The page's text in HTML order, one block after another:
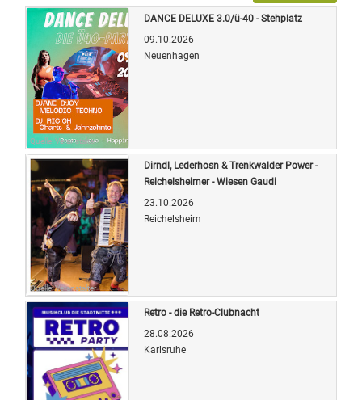
Quelle: Veranstalter
DANCE DELUXE 3.0/ü-40 - Stehplatz
09.10.2026
Neuenhagen
Quelle: Veranstalter
Dirndl, Lederhosn & Trenkwalder Power -
Reichelsheimer - Wiesen Gaudi
23.10.2026
Reichelsheim
Retro - die Retro-Clubnacht
28.08.2026
Karlsruhe